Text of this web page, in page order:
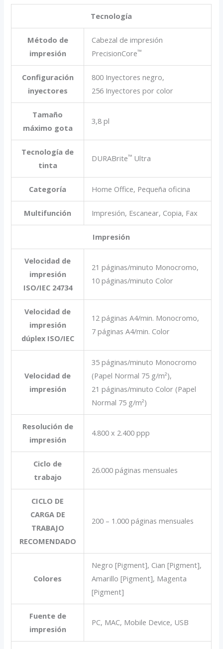
Tecnología
Método de
impresión
Cabezal de impresión
PrecisionCore™
Configuración
inyectores
800 Inyectores negro,
256 Inyectores por color
Tamaño
máximo gota
3,8 pl
Tecnología de
tinta
DURABrite™ Ultra
Categoría Home Office, Pequeña oficina
Multifunción Impresión, Escanear, Copia, Fax
Impresión
Velocidad de
impresión
ISO/IEC 24734
21 páginas/minuto Monocromo,
10 páginas/minuto Color
Velocidad de
impresión
dúplex ISO/IEC
12 páginas A4/min. Monocromo,
7 páginas A4/min. Color
Velocidad de
impresión
35 páginas/minuto Monocromo
(Papel Normal 75 g/m²),
21 páginas/minuto Color (Papel
Normal 75 g/m²)
Resolución de
impresión
4.800 x 2.400 ppp
Ciclo de
trabajo
26.000 páginas mensuales
CICLO DE
CARGA DE
TRABAJO
RECOMENDADO
200 – 1.000 páginas mensuales
Colores
Negro [Pigment], Cian [Pigment],
Amarillo [Pigment], Magenta
[Pigment]
Fuente de
impresión
PC, MAC, Mobile Device, USB